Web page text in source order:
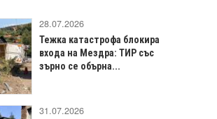
28.07.2026
Тежка катастрофа блокира
входа на Мездра: ТИР със
зърно се обърна...
31.07.2026